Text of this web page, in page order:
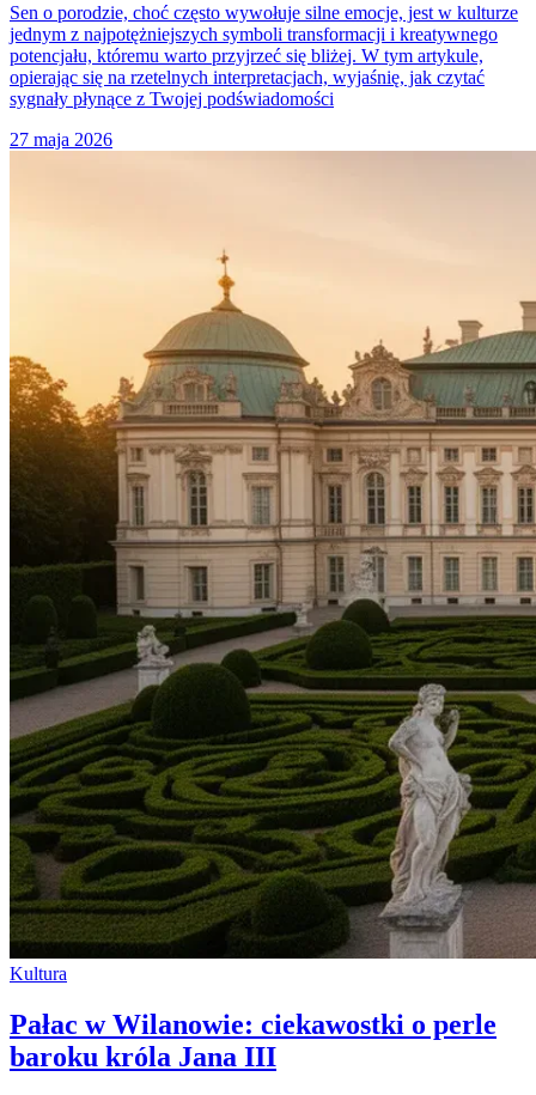
Sen o porodzie, choć często wywołuje silne emocje, jest w kulturze
jednym z najpotężniejszych symboli transformacji i kreatywnego
potencjału, któremu warto przyjrzeć się bliżej. W tym artykule,
opierając się na rzetelnych interpretacjach, wyjaśnię, jak czytać
sygnały płynące z Twojej podświadomości
27 maja 2026
Kultura
Pałac w Wilanowie: ciekawostki o perle
baroku króla Jana III